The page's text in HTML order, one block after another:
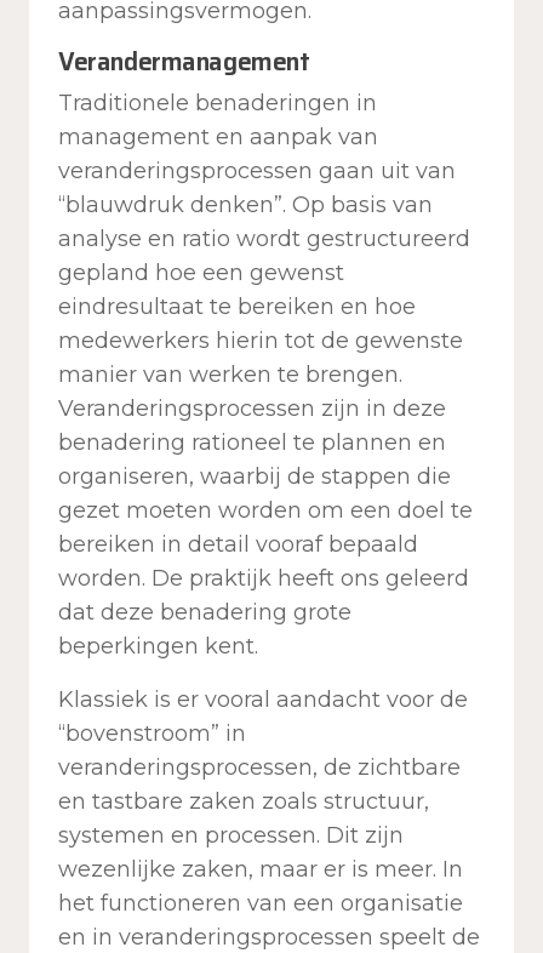
aanpassingsvermogen.
Verandermanagement
Traditionele benaderingen in
management en aanpak van
veranderingsprocessen gaan uit van
“blauwdruk denken”. Op basis van
analyse en ratio wordt gestructureerd
gepland hoe een gewenst
eindresultaat te bereiken en hoe
medewerkers hierin tot de gewenste
manier van werken te brengen.
Veranderingsprocessen zijn in deze
benadering rationeel te plannen en
organiseren, waarbij de stappen die
gezet moeten worden om een doel te
bereiken in detail vooraf bepaald
worden. De praktijk heeft ons geleerd
dat deze benadering grote
beperkingen kent.
Klassiek is er vooral aandacht voor de
“bovenstroom” in
veranderingsprocessen, de zichtbare
en tastbare zaken zoals structuur,
systemen en processen. Dit zijn
wezenlijke zaken, maar er is meer. In
het functioneren van een organisatie
en in veranderingsprocessen speelt de